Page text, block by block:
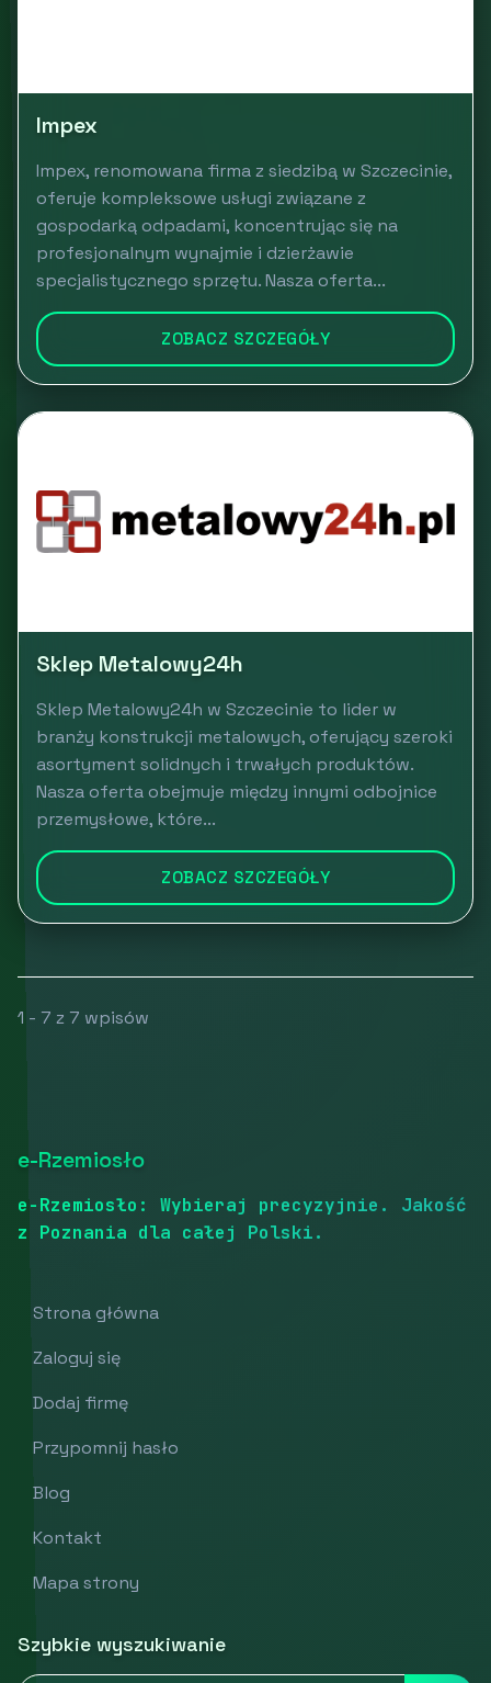
Impex
Impex, renomowana firma z siedzibą w Szczecinie,
oferuje kompleksowe usługi związane z
gospodarką odpadami, koncentrując się na
profesjonalnym wynajmie i dzierżawie
specjalistycznego sprzętu. Nasza oferta...
ZOBACZ SZCZEGÓŁY
Sklep Metalowy24h
Sklep Metalowy24h w Szczecinie to lider w
branży konstrukcji metalowych, oferujący szeroki
asortyment solidnych i trwałych produktów.
Nasza oferta obejmuje między innymi odbojnice
przemysłowe, które...
ZOBACZ SZCZEGÓŁY
1 - 7 z 7 wpisów
e-Rzemiosło
e-Rzemiosło: Wybieraj precyzyjnie. Jakość
z Poznania dla całej Polski.
Strona główna
Zaloguj się
Dodaj firmę
Przypomnij hasło
Blog
Kontakt
Mapa strony
Szybkie wyszukiwanie